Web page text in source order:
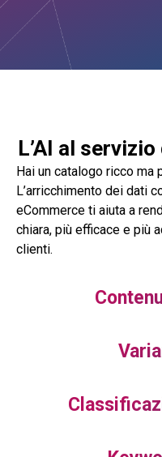
L’AI al
Hai un catalogo ricco ma
L’arricchimento dei dati
eCommerce ti aiuta a
chiara, più efficace e più
clienti.